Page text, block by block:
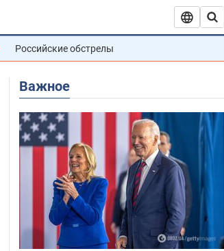
Российские обстрелы
Важное